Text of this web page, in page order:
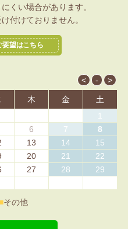
くい場合があります。
付けておりません。
要望はこちら
木 金
土
1
6 7
8
13 14
15
20 21
22
27 28
29
■その他